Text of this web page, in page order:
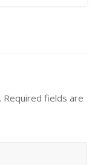
Required fields are